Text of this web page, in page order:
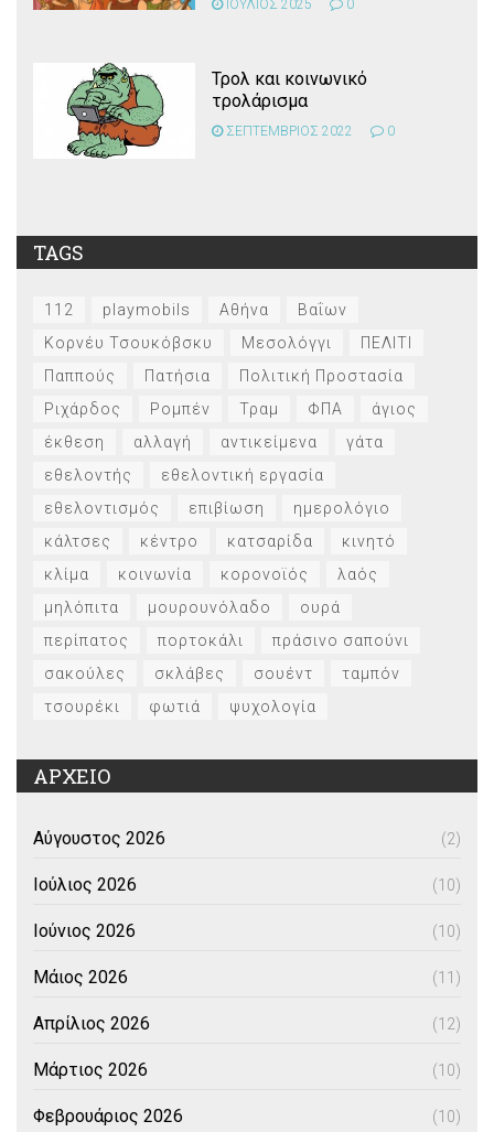
ΙΟΥΛΙΟΣ 2025 0
Τρολ και κοινωνικό
τρολάρισμα
ΣΕΠΤΕΜΒΡΙΟΣ 2022 0
TAGS
112 playmobils Αθήνα
Βαΐων
Κορνέυ Τσουκόβσκυ
Μεσολόγγι
ΠΕΛΙΤΙ
Παππούς
Πατήσια
Πολιτική Προστασία
Ριχάρδος
Ρομπέν Τραμ ΦΠΑ
άγιος
έκθεση
αλλαγή αντικείμενα
γάτα
εθελοντής
εθελοντική εργασία
εθελοντισμός
επιβίωση
ημερολόγιο
κάλτσες
κέντρο κατσαρίδα
κινητό
κλίμα
κοινωνία κορονοϊός
λαός
μηλόπιτα
μουρουνόλαδο
ουρά
περίπατος
πορτοκάλι
πράσινο σαπούνι
σακούλες
σκλάβες σουέντ
ταμπόν
τσουρέκι
φωτιά ψυχολογία
ΑΡΧΕΙΟ
Αύγουστος 2026 (2)
Ιούλιος 2026 (10)
Ιούνιος 2026 (10)
Μάιος 2026 (11)
Απρίλιος 2026 (12)
Μάρτιος 2026 (10)
Φεβρουάριος 2026 (10)